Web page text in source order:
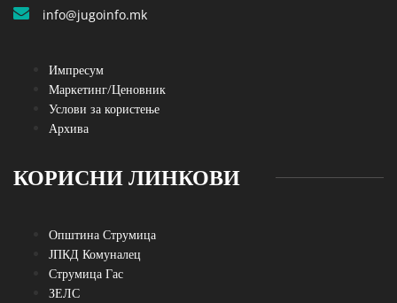
info@jugoinfo.mk
Импресум
Маркетинг/Ценовник
Услови за користење
Архива
КОРИСНИ ЛИНКОВИ
Општина Струмица
ЈПКД Комуналец
Струмица Гас
ЗЕЛС